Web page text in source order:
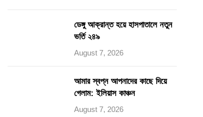
ডেঙ্গু আক্রান্ত হয়ে হাসপাতালে নতুন
ভর্তি ২৪৯
August 7, 2026
আমার স্বপ্ন আপনাদের কাছে দিয়ে
গেলাম: ইলিয়াস কাঞ্চন
August 7, 2026